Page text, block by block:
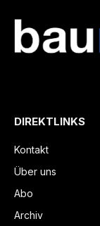
DIREKTLINKS
Kontakt
Über uns
Abo
Archiv